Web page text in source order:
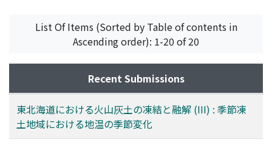
の大部分は100メッシュ通過区分に存在することが判明し
た。ホロパルプ収率および繊維要素の比率は3つのグルー
プに分けることができ, この分類が竹材組織における維管
束鞘の配列パターンと関連しているととが推定された。
List Of Items (Sorted by Table of contents in
Ascending order): 1-20 of 20
Recent Submissions
東北海道における火山灰土の凍結と融解 (III) : 季節凍
土地域における地温の季節変化